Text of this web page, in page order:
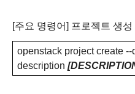
[주요 명령어] 프로젝트 생성
openstack project create
description